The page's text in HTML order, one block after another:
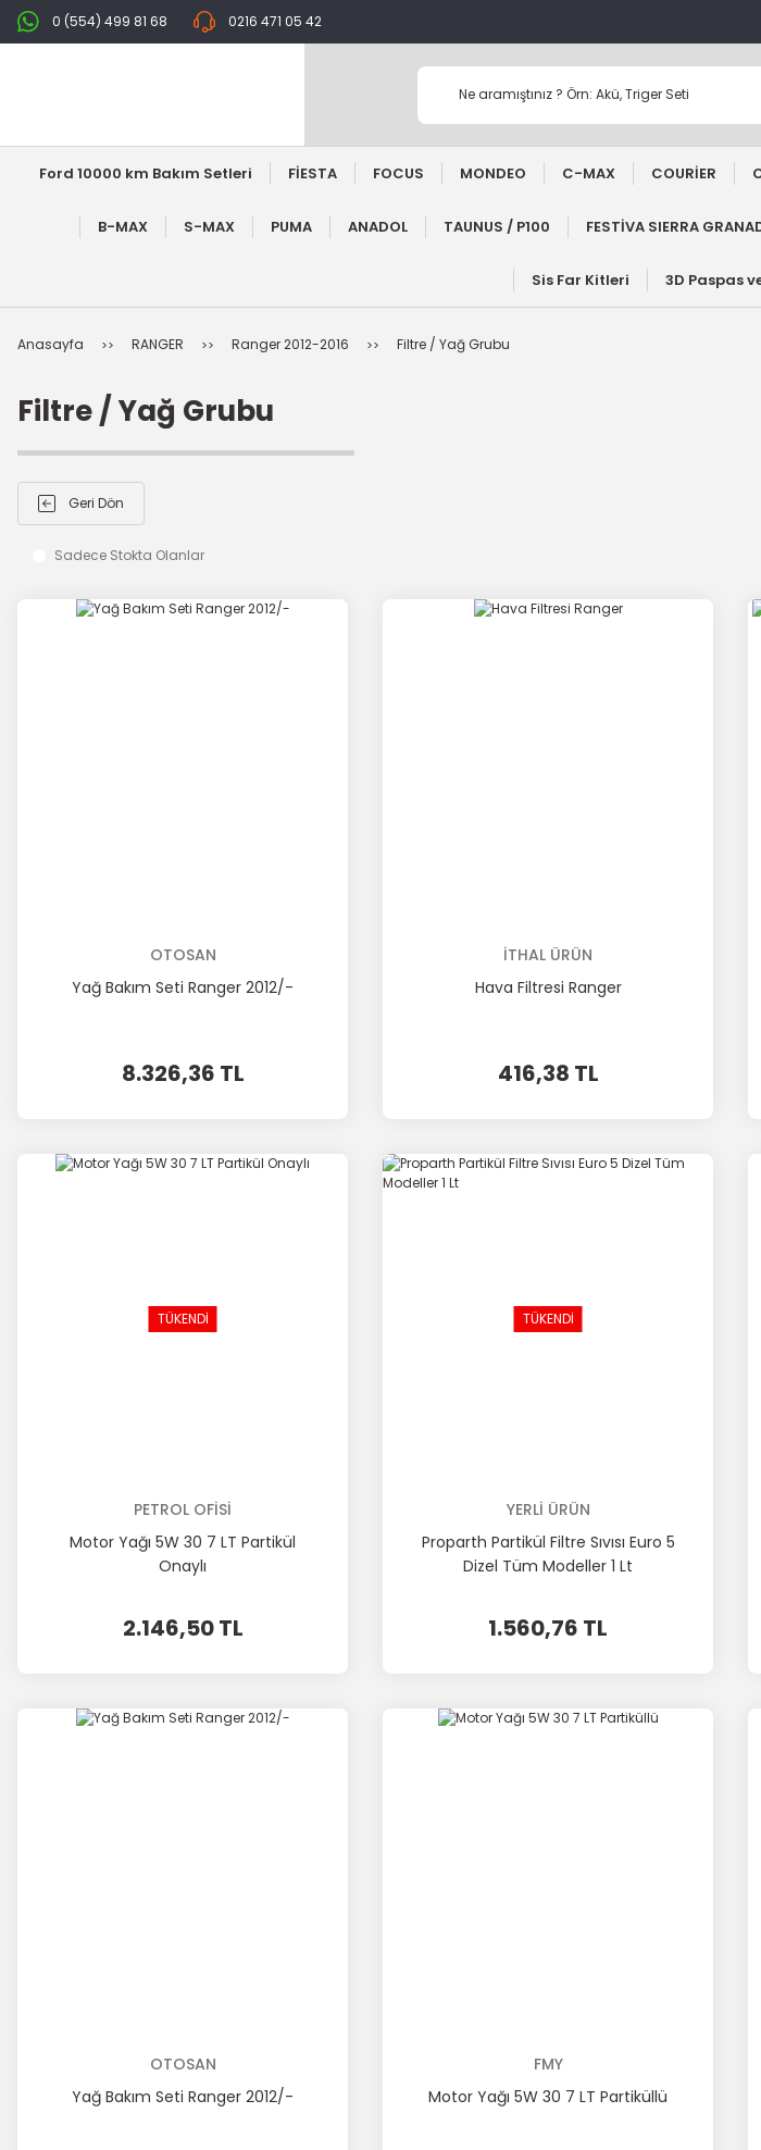
0 (554) 499 81 68 0216 471 05 42
Ford 10000 km Bakım Setleri FİESTA FOCUS MONDEO C-MAX COURİER
B-MAX S-MAX PUMA ANADOL TAUNUS / P100 FESTİVA SIERRA
Sis Far Kitleri 3D Paspas
Anasayfa RANGER Ranger 2012-2016 Filtre / Yağ Grubu
Filtre / Yağ Grubu
Geri Dön
Sadece Stokta Olanlar
OTOSAN
Yağ Bakım Seti Ranger 2012/-
8.326,36 TL
İTHAL ÜRÜN
Hava Filtresi Ranger
416,38 TL
TÜKENDİ
PETROL OFİSİ
Motor Yağı 5W 30 7 LT Partikül
Onaylı
2.146,50 TL
TÜKENDİ
YERLİ ÜRÜN
Proparth Partikül Filtre Sıvısı Euro 5
Dizel Tüm Modeller 1 Lt
1.560,76 TL
OTOSAN
Yağ Bakım Seti Ranger 2012/-
FMY
Motor Yağı 5W 30 7 LT Partiküllü